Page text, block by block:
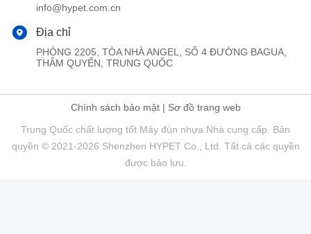
info@hypet.com.cn
Địa chỉ
PHÒNG 2205, TÒA NHÀ ANGEL, SỐ 4 ĐƯỜNG BAGUA,
THÂM QUYẾN, TRUNG QUỐC
Chính sách bảo mật| Sơ đồ trang web
Trung Quốc chất lượng tốt Máy đùn nhựa Nhà cung cấp. Bản
quyền © 2021-2026 Shenzhen HYPET Co., Ltd. Tất cả các quyền
được bảo lưu.